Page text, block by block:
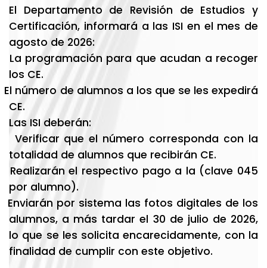
El Departamento de Revisión de Estudios y
Certificación, informará a las ISI en el mes de
agosto de 2026:
La programación para que acudan a recoger
los CE.
El número de alumnos a los que se les expedirá
CE.
Las ISI deberán:
Verificar que el número corresponda con la
totalidad de alumnos que recibirán CE.
Realizarán el respectivo pago a la (clave 045
por alumno).
Enviarán por sistema las fotos digitales de los
alumnos, a más tardar el 30 de julio de 2026,
lo que se les solicita encarecidamente, con la
finalidad de cumplir con este objetivo.